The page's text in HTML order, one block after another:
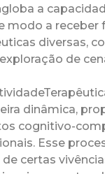
a
modo a
diversas,
de
dinâmica,
cognitivo-
Esse
certas